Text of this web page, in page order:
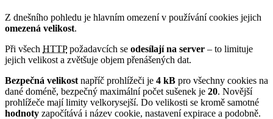
Z dnešního pohledu je hlavním omezení v používání cookies jejich
omezená velikost.
Při všech HTTPpožadavcích se odesílají na server – to limituje
jejich velikost a zvětšuje objem přenášených dat.
Bezpečná velikost napříč prohlížeči je 4 kB pro všechny cookies na
dané doméně, bezpečný maximální počet sušenek je 20. Novější
prohlížeče mají limity velkorysejší. Do velikosti se kromě samotné
hodnoty započítává i název cookie, nastavení expirace a podobně.